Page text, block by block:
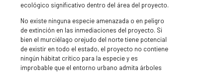
ecológico significativo dentro del área del proyecto.
No existe ninguna especie amenazada o en peligro
de extinción en las inmediaciones del proyecto. Si
bien el murciélago orejudo del norte tiene potencial
de existir en todo el estado, el proyecto no contiene
ningún hábitat crítico para la especie y es
improbable que el entorno urbano admita árboles